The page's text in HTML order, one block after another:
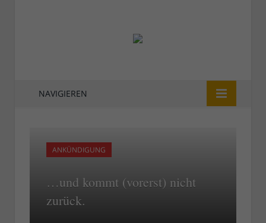
NAVIGIEREN
ANKÜNDIGUNG
…und kommt (vorerst) nicht
zurück.